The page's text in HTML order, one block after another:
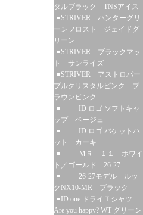
タルブラック TNSアイス
STRIVER ハンターグリ
ーンフロスト ジェイドグ
リーン
STRIVER ブラックマッ
ト サンライズ
STRIVER アストロパー
プルクリスタルピンク ブ
ラウンピンク
ID ロゴ ソフトキャ
ップ ベージュ
ID ロゴ バケットハ
ット カーキ
ＭＲ－１１ ホワイ
ト／ゴールド 26-27
26-27モデル ルッ
クNX10-MR ブラック
ID one ドライＴシャツ
Are you happy? WT グリーン